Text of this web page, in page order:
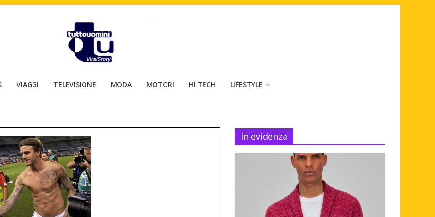
VIAGGI TELEVISIONE MODA MOTORI HI TECH LIFESTYLE
In evidenza